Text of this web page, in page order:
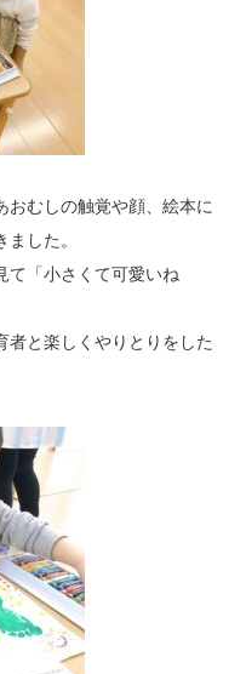
おむしの触覚や顔、絵本に
した。
て「小さくて可愛いね
者と楽しくやりとりをした